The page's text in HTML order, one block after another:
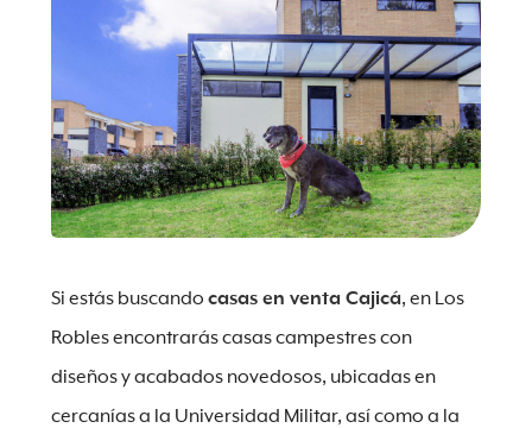
Si estás buscando casas en venta Cajicá, en Los
Robles encontrarás casas campestres con
diseños y acabados novedosos, ubicadas en
cercanías a la Universidad Militar, así como a la